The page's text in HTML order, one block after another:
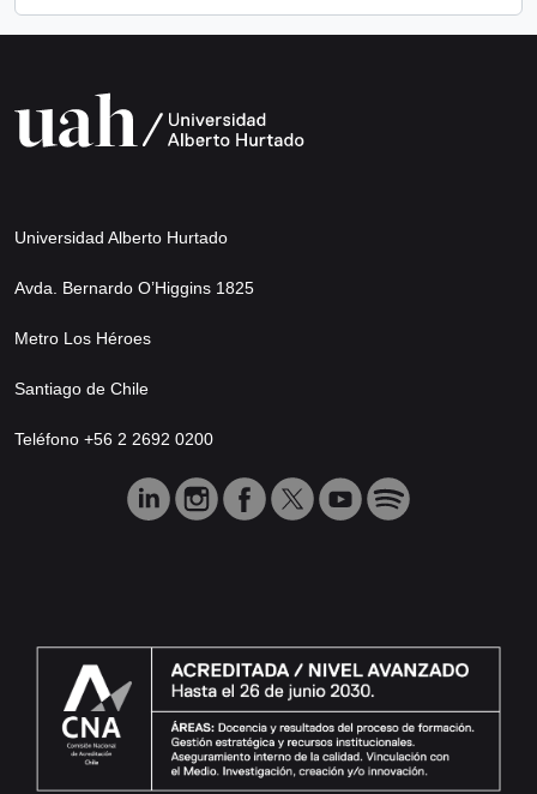
Universidad Alberto Hurtado
Avda. Bernardo O’Higgins 1825
Metro Los Héroes
Santiago de Chile
Teléfono +56 2 2692 0200